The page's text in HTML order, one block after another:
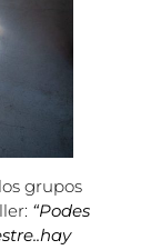
grupos
“Podes